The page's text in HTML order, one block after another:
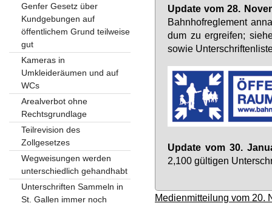
Up­date vom 28.
Bahn­hof­re­gle­ment
dum zu er­grei­fen;
so­wie
Up­date vom 30.
2,100 gül­ti­gen
Medienmitteilung vom 20.
Genfer Gesetz über
Kundgebungen auf
öffentlichem Grund teilweise
gut
Kameras in
Umkleideräumen und auf
WCs
Arealverbot ohne
Rechtsgrundlage
Teilrevision des
Zollgesetzes
Wegweisungen werden
unterschiedlich gehandhabt
Unterschriften Sammeln in
St. Gallen immer noch